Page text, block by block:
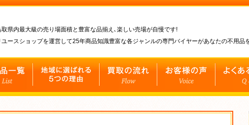
取県内最大級の売り場面積と豊富な品揃え､楽しい売場が自慢です!
ユースショップを運営して25年商品知識豊富な各ジャンルの専門バイヤーがあなたの不用品